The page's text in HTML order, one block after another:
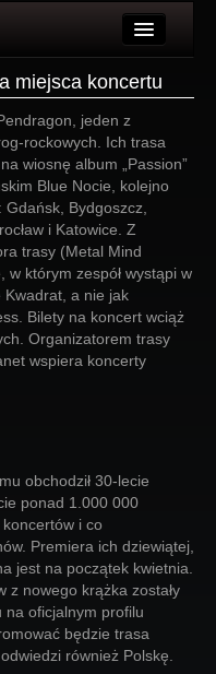
miejsca koncertu
jeden z
rockowych. Ich trasa
wiosnę album „Passion”
Blue Nocie, kolejno
Bydgoszcz,
i Katowice. Z
trasy (Metal Mind
w którym zespół wystąpi w
Kwadrat, a nie jak
Bilety na koncert wciąż
Organizatorem trasy
wspiera koncerty
obchodził 30-lecie
ponad 1.000 000
i co
Premiera ich dziewiątej,
jest na początek kwietnia.
z nowego krążka zostały
na oficjalnym profilu
będzie trasa
również Polskę.